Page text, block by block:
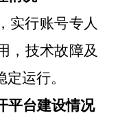
实行账号专人
，技术故障及
运行。
平台建设情况